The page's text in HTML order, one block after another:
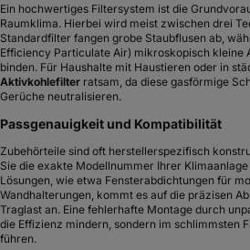
Ein hochwertiges Filtersystem ist die
Raumklima. Hierbei wird meist zwischen drei
Standardfilter fangen grobe Staubflusen ab,
Efficiency Particulate Air) mikroskopisch kleine
binden. Für Haushalte mit Haustieren oder in
Aktivkohlefilter ratsam, da diese gasförmige
Gerüche neutralisieren.
Passgenauigkeit und Kompatibilität
Zubehörteile sind oft herstellerspezifisch
Sie die exakte Modellnummer Ihrer
Lösungen, wie etwa Fensterabdichtungen für
Wandhalterungen, kommt es auf die präzisen
Traglast an. Eine fehlerhafte Montage durch
die Effizienz mindern, sondern im schlimmsten
führen.